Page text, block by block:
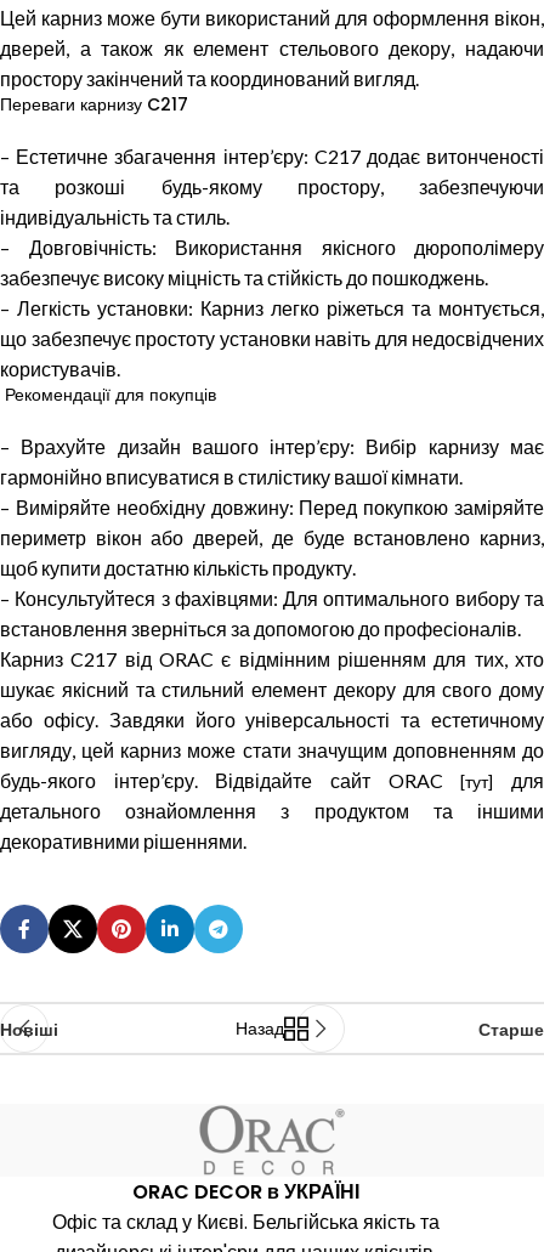
Цей карниз може бути використаний для оформлення вікон,
дверей, а також як елемент стельового декору, надаючи
простору закінчений та координований вигляд.
Переваги карнизу C217
– Естетичне збагачення інтер’єру: C217 додає витонченості
та розкоші будь-якому простору, забезпечуючи
індивідуальність та стиль.
– Довговічність: Використання якісного дюрополімеру
забезпечує високу міцність та стійкість до пошкоджень.
– Легкість установки: Карниз легко ріжеться та монтується,
що забезпечує простоту установки навіть для недосвідчених
користувачів.
Рекомендації для покупців
– Врахуйте дизайн вашого інтер’єру: Вибір карнизу має
гармонійно вписуватися в стилістику вашої кімнати.
– Виміряйте необхідну довжину: Перед покупкою заміряйте
периметр вікон або дверей, де буде встановлено карниз,
щоб купити достатню кількість продукту.
– Консультуйтеся з фахівцями: Для оптимального вибору та
встановлення зверніться за допомогою до професіоналів.
Карниз C217 від ORAC є відмінним рішенням для тих, хто
шукає якісний та стильний елемент декору для свого дому
або офісу. Завдяки його універсальності та естетичному
вигляду, цей карниз може стати значущим доповненням до
будь-якого інтер’єру. Відвідайте сайт ORAC[тут]
для
детального ознайомлення з продуктом та іншими
декоративними рішеннями.
Новіші Назад Старше
ORAC DECOR в УКРАЇНІ
Офіс та склад у Києві. Бельгійська якість та